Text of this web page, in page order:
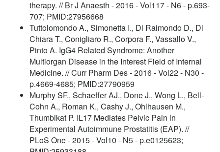
therapy. // Br J Anaesth - 2016 - Vol117 - N6 - p.693-
707; PMID:27956668
Tuttolomondo A., Simonetta I., Di Raimondo D., Di
Chiara T., Conigliaro R., Corpora F., Vassallo V.,
Pinto A. IgG4 Related Syndrome: Another
Multiorgan Disease in the Interest Field of Internal
Medicine. // Curr Pharm Des - 2016 - Vol22 - N30 -
p.4669-4685; PMID:27790959
Murphy SF., Schaeffer AJ., Done J., Wong L., Bell-
Cohn A., Roman K., Cashy J., Ohlhausen M.,
Thumbikat P. IL17 Mediates Pelvic Pain in
Experimental Autoimmune Prostatitis (EAP). //
PLoS One - 2015 - Vol10 - N5 - p.e0125623;